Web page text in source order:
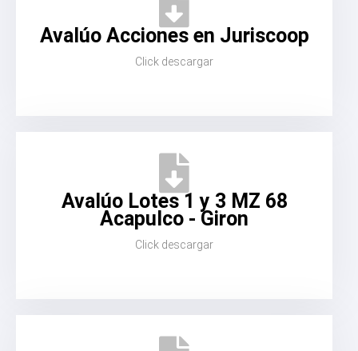
Avalúo Acciones en Juriscoop
Click descargar
Avalúo Lotes 1 y 3 MZ 68
Acapulco - Giron
Click descargar